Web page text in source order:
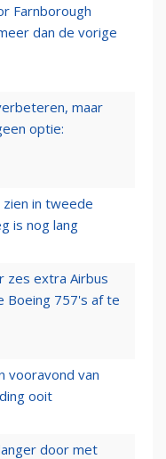
Farnborough
dan de vorige
maar
optie:
in tweede
is nog lang
zes extra Airbus
Boeing 757's af te
vooravond van
ooit
door met